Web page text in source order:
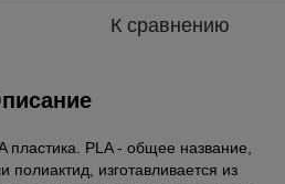
К сравнению
пластика. PLA - общее название,
полиактид, изготавливается из